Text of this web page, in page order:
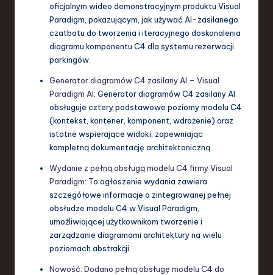
oficjalnym wideo demonstracyjnym produktu Visual
Paradigm, pokazującym, jak używać AI-zasilanego
czatbotu do tworzenia i iteracyjnego doskonalenia
diagramu komponentu C4 dla systemu rezerwacji
parkingów.
Generator diagramów C4 zasilany AI – Visual
Paradigm AI: Generator diagramów C4 zasilany AI
obsługuje cztery podstawowe poziomy modelu C4
(kontekst, kontener, komponent, wdrożenie) oraz
istotne wspierające widoki, zapewniając
kompletną dokumentację architektoniczną.
Wydanie z pełną obsługą modelu C4 firmy Visual
Paradigm: To ogłoszenie wydania zawiera
szczegółowe informacje o zintegrowanej pełnej
obsłudze modelu C4 w Visual Paradigm,
umożliwiającej użytkownikom tworzenie i
zarządzanie diagramami architektury na wielu
poziomach abstrakcji.
Nowość: Dodano pełną obsługę modelu C4 do